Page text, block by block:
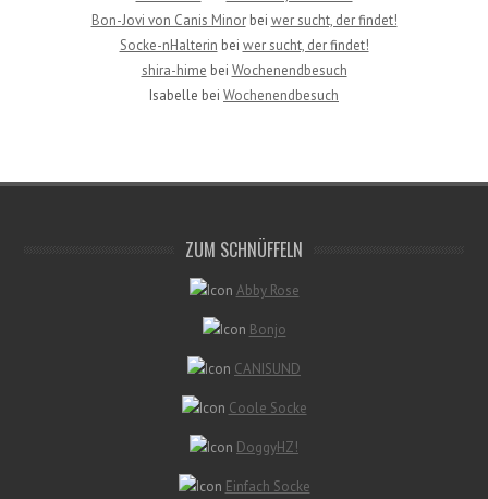
Bon-Jovi von Canis Minorbei wer sucht, der findet!
Socke-nHalterin bei wer sucht, der findet!
shira-hime bei Wochenendbesuch
Isabelle bei Wochenendbesuch
ZUM SCHNÜFFELN
Abby Rose
Bonjo
CANISUND
Coole Socke
DoggyHZ!
Einfach Socke